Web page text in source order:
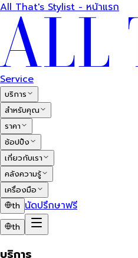
All That's Stylist - หน้าแรก
Service
บริการ
สำหรับคุณ
ราคา
ช้อปปิ้ง
เกี่ยวกับเรา
คลังความรู้
เครื่องมือ
th นัดปรึกษาฟรี
th
บริการ